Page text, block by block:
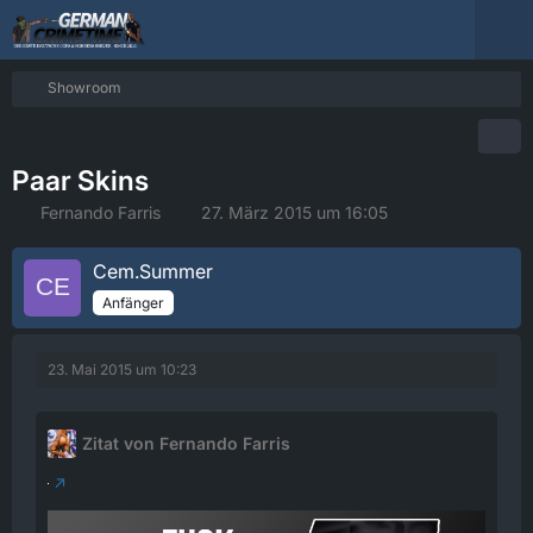
Showroom
Paar Skins
Fernando Farris 27. März 2015 um 16:05
Cem.Summer
Anfänger
23. Mai 2015 um 10:23
Zitat von Fernando Farris